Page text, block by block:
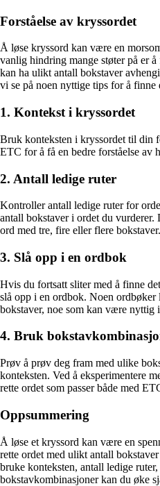
Forståelse av kryssordet
Å løse kryssord kan være en
vanlig hindring mange støter på er
kan ha ulikt antall bokstaver
vi se på noen nyttige tips for å finne
1. Kontekst i kryssordet
Bruk konteksten i kryssordet til din
ETC for å få en bedre forståelse av
2. Antall ledige ruter
Kontroller antall ledige ruter for
antall bokstaver i ordet du vurderer.
ord med tre, fire eller flere bokstaver.
3. Slå opp i en ordbok
Hvis du fortsatt sliter med å finne
slå opp i en ordbok. Noen ordbøker
bokstaver, noe som kan være nyttig
4. Bruk
Prøv å prøv deg fram med ulike
konteksten. Ved å eksperimentere
rette ordet som passer både med
Oppsummering
Å løse et kryssord kan være en
rette ordet med ulikt antall
bruke konteksten, antall ledige
bokstavkombinasjoner kan du øke